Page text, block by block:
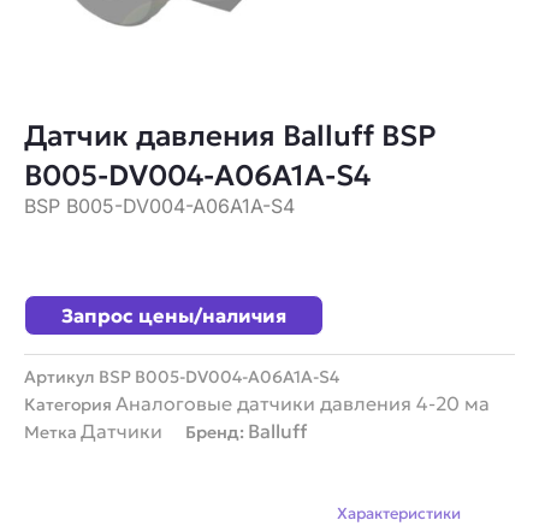
Датчик давления Balluff BSP
B005-DV004-A06A1A-S4
BSP B005-DV004-A06A1A-S4
Запрос цены/наличия
Артикул BSP B005-DV004-A06A1A-S4
Категория Аналоговые датчики давления 4-20 ма
Метка Датчики Бренд: Balluff
Характеристики